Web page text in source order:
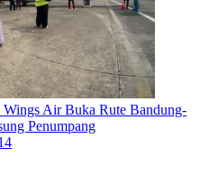
Air Buka Rute Bandung-
Penumpang